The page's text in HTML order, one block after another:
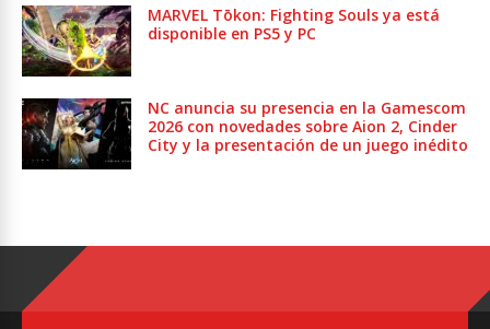
MARVEL Tōkon: Fighting Souls ya está
disponible en PS5 y PC
NC anuncia su presencia en la Gamescom
2026 con novedades sobre Aion 2, Cinder
City y la presentación de un juego inédito